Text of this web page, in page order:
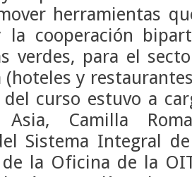
herramientas
la cooperación
verdes, para el
(hoteles y
curso estuvo a
Asia, Camilla
Sistema Integral
la Oficina de la